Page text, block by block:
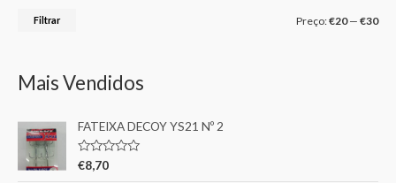
Filtrar Preço:€20— €30
Mais Vendidos
FATEIXA DECOY YS21 Nº 2
A
€8,70